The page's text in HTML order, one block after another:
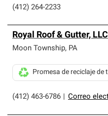
(412) 264-2233
Royal Roof & Gutter, LLC
Moon Township, PA
(412) 463-6786 Correo
Promesa de reciclaje de